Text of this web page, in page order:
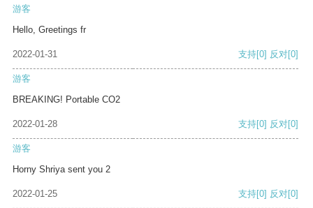
游客
Hello, Greetings fr
2022-01-31 支持[0] 反对[0]
游客
BREAKING! Portable CO2
2022-01-28 支持[0] 反对[0]
游客
Horny Shriya sent you 2
2022-01-25 支持[0] 反对[0]